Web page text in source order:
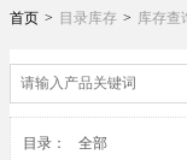
首页 > 目录库存 > 库存查
目录： 全部